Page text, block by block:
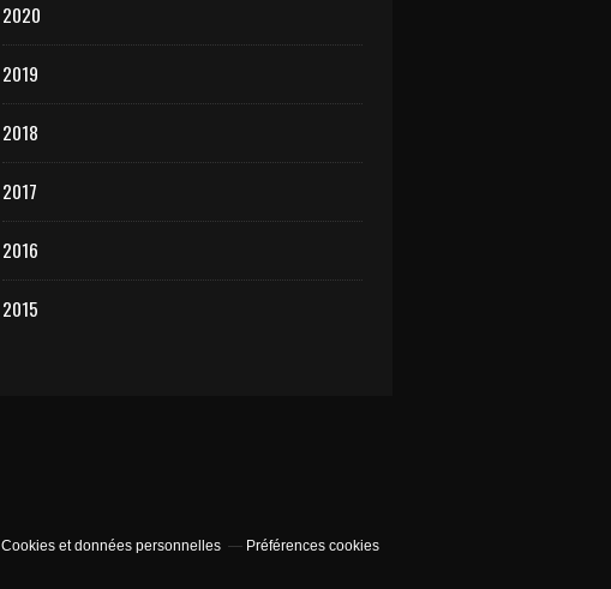
2020
2019
2018
2017
2016
2015
Cookies et données personnelles Préférences cookies